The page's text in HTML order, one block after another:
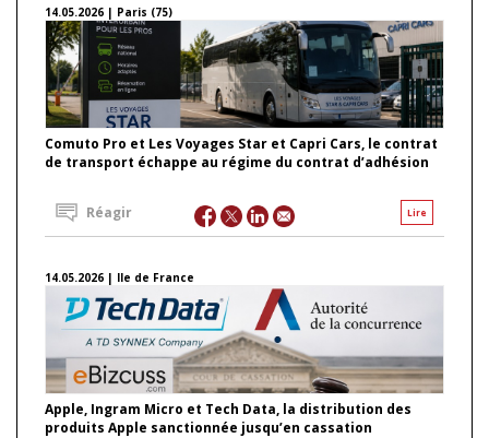
14.05.2026 | Paris (75)
Comuto Pro et Les Voyages Star et Capri Cars, le contrat
de transport échappe au régime du contrat d’adhésion
Lire
Réagir
14.05.2026 | Ile de France
Apple, Ingram Micro et Tech Data, la distribution des
produits Apple sanctionnée jusqu’en cassation